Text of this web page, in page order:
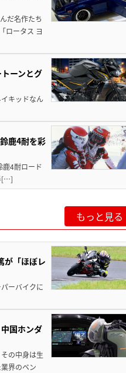
だ名作たち
ロータス ヨ
ーンとグ
キッドなん
鹿4耐を彩
鹿4耐ロード
[…]
もっと見る
が「ほぼレ
ーバイクに
国ホンダ
の中身は生
界のベン